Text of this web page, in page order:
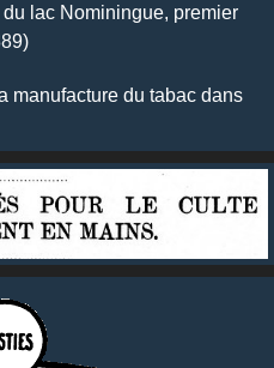
lac Nominingue, premier
manufacture du tabac dans